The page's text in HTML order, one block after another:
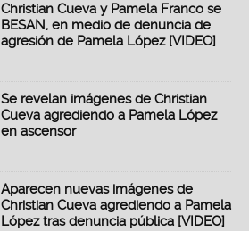
Christian Cueva y Pamela Franco se
BESAN, en medio de denuncia de
agresión de Pamela López [VIDEO]
Se revelan imágenes de Christian
Cueva agrediendo a Pamela López
en ascensor
Aparecen nuevas imágenes de
Christian Cueva agrediendo a Pamela
López tras denuncia pública [VIDEO]